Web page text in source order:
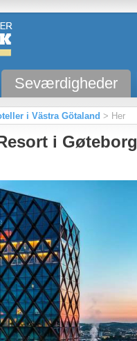
Seværdigheder
i Västra Götaland > Her
i Gøteborg